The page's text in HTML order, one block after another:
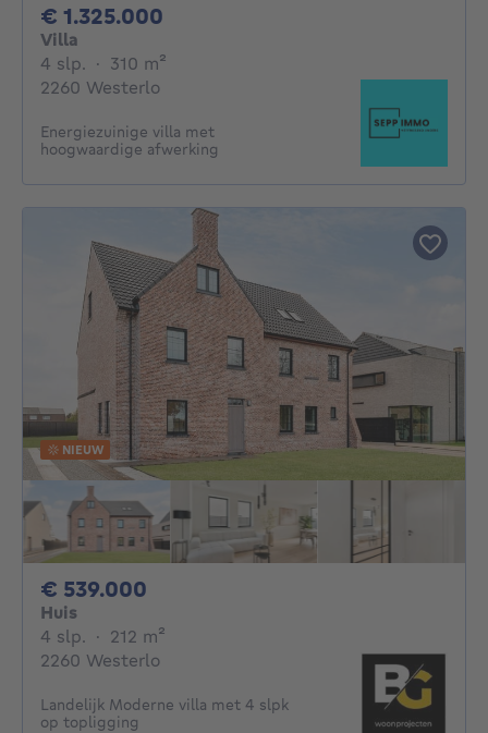
€ 1.325.000
Villa
4 slp. 4 slaapkamers
· 310 m²
2260 Westerlo
Energiezuinige villa met
hoogwaardige afwerking
NIEUW
€ 539.000
Huis
4 slp. 4 slaapkamers
· 212 m²
2260 Westerlo
Landelijk Moderne villa met 4 slpk
op topligging